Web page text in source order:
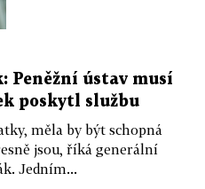
Peněžní ústav musí
poskytl službu
měla by být schopná
jsou, říká generální
Jedním...